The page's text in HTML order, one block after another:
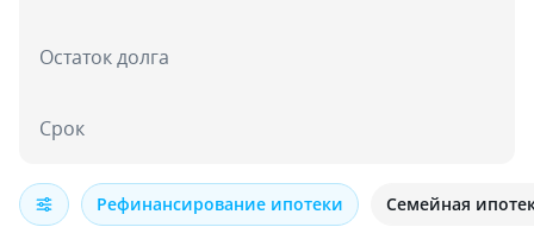
Остаток долга
Срок
Рефинансирование ипотеки Семейная